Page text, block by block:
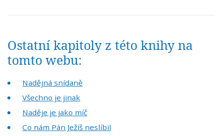
Ostatní kapitoly z této knihy na
tomto webu:
Nadějná snídaně
Všechno je jinak
Naděje je jako míč
Co nám Pán Ježíš neslíbil